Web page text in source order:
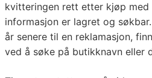
kvitteringen rett etter kjøp med
informasjon er lagret og
år senere til en reklamasjon,
ved å søke på butikknavn eller